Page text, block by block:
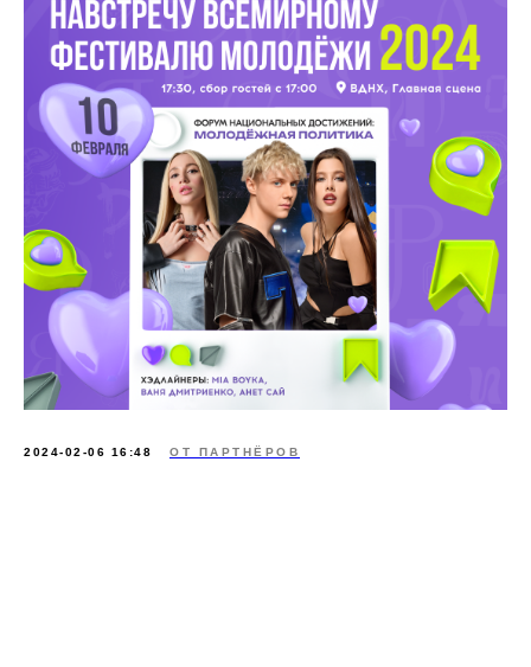
2024-02-06 16:48 ОТ ПАРТНЁРОВ